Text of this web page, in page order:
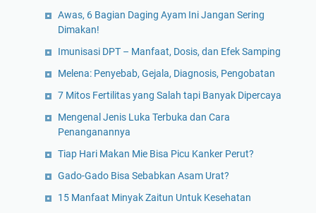
Awas, 6 Bagian Daging Ayam Ini Jangan Sering
Dimakan!
Imunisasi DPT – Manfaat, Dosis, dan Efek Samping
Melena: Penyebab, Gejala, Diagnosis, Pengobatan
7 Mitos Fertilitas yang Salah tapi Banyak Dipercaya
Mengenal Jenis Luka Terbuka dan Cara
Penanganannya
Tiap Hari Makan Mie Bisa Picu Kanker Perut?
Gado-Gado Bisa Sebabkan Asam Urat?
15 Manfaat Minyak Zaitun Untuk Kesehatan